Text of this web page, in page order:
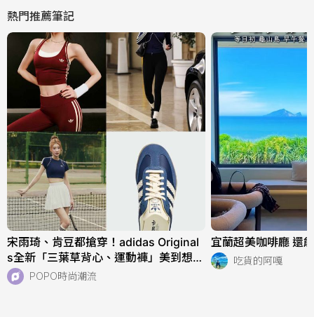
熱門推薦筆記
宋雨琦、肯豆都搶穿！adidas Original
s全新「三葉草背心、運動褲」美到想天
天穿！直接當日常穿也超適合！
POPO時尚潮流
宜蘭超美咖啡廳 還
吃貨的阿嘎